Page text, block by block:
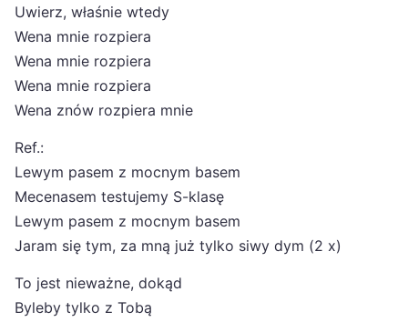
Uwierz, właśnie wtedy
Wena mnie rozpiera
Wena mnie rozpiera
Wena mnie rozpiera
Wena znów rozpiera mnie
Ref.:
Lewym pasem z mocnym basem
Mecenasem testujemy S-klasę
Lewym pasem z mocnym basem
Jaram się tym, za mną już tylko siwy dym (2 x)
To jest nieważne, dokąd
Byleby tylko z Tobą